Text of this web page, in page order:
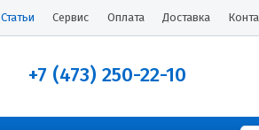
Статьи Сервис Оплата Доставка
+7 (473) 250-22-10